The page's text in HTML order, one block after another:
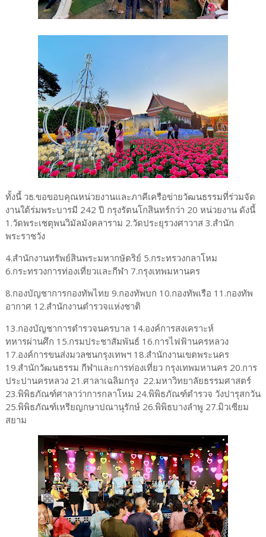
ทั้งนี้ วธ.ขอขอบคุณหน่วยงานและภาคีเครือข่ายวัฒนธรรมที่ร่วมจัด
งานใต้ร่มพระบารมี 242 ปี กรุงรัตนโกสินทร์กว่า 20 หน่วยงาน ดังนี้
1.วัดพระเชตุพนวิมัลมังคลาราม 2.วัดประยุรวงศาวาส 3.สำนัก
พระราชวัง
4.สำนักงานทรัพย์สินพระมหากษัตริย์ 5.กระทรวงกลาโหม
6.กระทรวงการท่องเที่ยวและกีฬา 7.กรุงเทพมหานคร
8.กองบัญชาการกองทัพไทย 9.กองทัพบก 10.กองทัพเรือ 11.กองทัพ
อากาศ 12.สำนักงานตำรวจแห่งชาติ
13.กองบัญชาการตำรวจนครบาล 14.องค์การสงเคราะห์
ทหารผ่านศึก 15.กรมประชาสัมพันธ์ 16.การไฟฟ้านครหลวง
17.องค์การขนส่งมวลชนกรุงเทพฯ 18.สำนักงานเขตพระนคร
19.สำนักวัฒนธรรม กีฬาและการท่องเที่ยว กรุงเทพมหานคร 20.การ
ประปานครหลวง 21.ศาลาเฉลิมกรุง 22.มหาวิทยาลัยธรรมศาสตร์
23.พิพิธภัณฑ์ศาลาว่าการกลาโหม 24.พิพิธภัณฑ์ตำรวจ วังปารุสกวัน
25.พิพิธภัณฑ์เหรียญกษาปณานุรักษ์ 26.พิพิธบางลำพู 27.มิวเซียม
สยาม